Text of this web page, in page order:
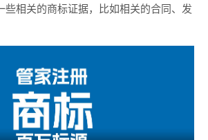
些相关的商标证据，比如相关的合同、发